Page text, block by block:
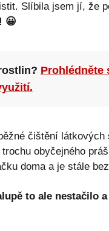
Slíbila jsem jí, že
😀
Prohlédněte
čištění
obyčejného
doma a je stále
to ale nestačilo